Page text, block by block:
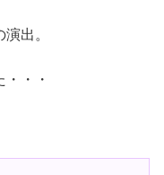
出。
・・